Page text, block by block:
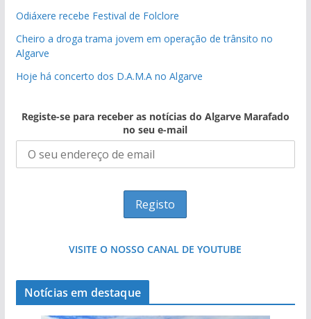
Odiáxere recebe Festival de Folclore
Cheiro a droga trama jovem em operação de trânsito no
Algarve
Hoje há concerto dos D.A.M.A no Algarve
Registe-se para receber as notícias do Algarve Marafado
no seu e-mail
VISITE O NOSSO CANAL DE YOUTUBE
Notícias em destaque